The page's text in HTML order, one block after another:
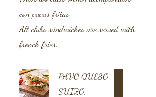
con papas fritas
All clubs sándwiches are served with
french fries.
PAVO QUESO
SUIZO,